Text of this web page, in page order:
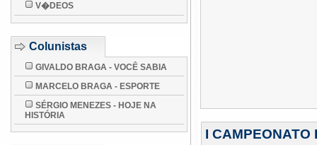
V�DEOS
Colunistas
GIVALDO BRAGA - VOCÊ SABIA
MARCELO BRAGA - ESPORTE
SÉRGIO MENEZES - HOJE NA
HISTÓRIA
I CAMPEONATO